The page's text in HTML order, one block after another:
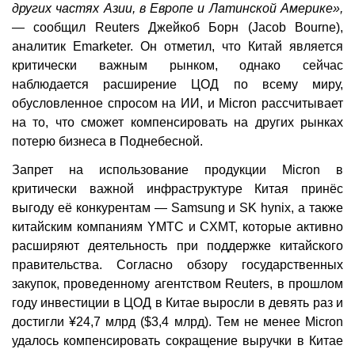
других частях Азии, в Европе и Латинской Америке»,
— сообщил Reuters Джейкоб Борн (Jacob Bourne),
аналитик Emarketer. Он отметил, что Китай является
критически важным рынком, однако сейчас
наблюдается расширение ЦОД по всему миру,
обусловленное спросом на ИИ, и Micron рассчитывает
на то, что сможет компенсировать на других рынках
потерю бизнеса в Поднебесной.
Запрет на использование продукции Micron в
критически важной инфраструктуре Китая принёс
выгоду её конкурентам — Samsung и SK hynix, а также
китайским компаниям YMTC и CXMT, которые активно
расширяют деятельность при поддержке китайского
правительства. Согласно обзору государственных
закупок, проведенному агентством Reuters, в прошлом
году инвестиции в ЦОД в Китае выросли в девять раз и
достигли ¥24,7 млрд ($3,4 млрд). Тем не менее Micron
удалось компенсировать сокращение выручки в Китае